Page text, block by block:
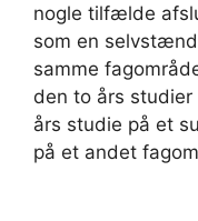
nogle tilfælde
som en
samme
den to års
års studie på et
på et andet